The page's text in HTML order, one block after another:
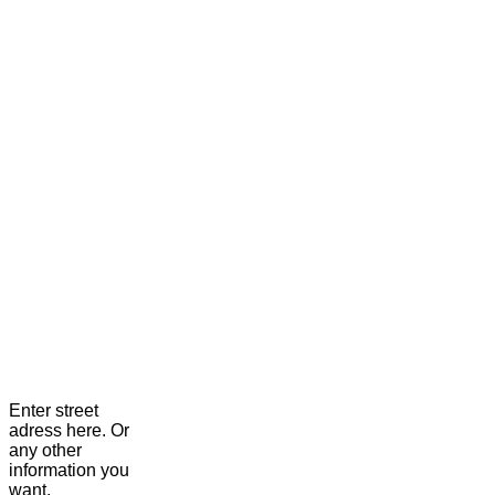
Enter street
adress here. Or
any other
information you
want.